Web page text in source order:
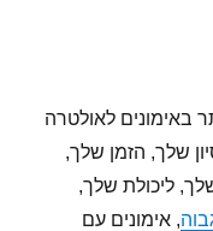
באימונים לאולטרה
שלך, הזמן שלך,
ליכולת שלך,
, אימונים עם